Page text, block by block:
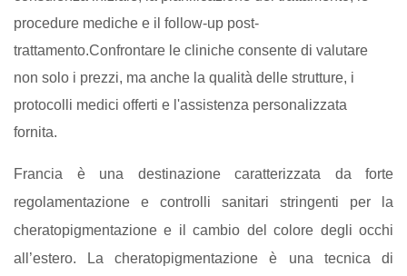
procedure mediche e il follow-up post-
trattamento.Confrontare le cliniche consente di valutare
non solo i prezzi, ma anche la qualità delle strutture, i
protocolli medici offerti e l'assistenza personalizzata
fornita.
Francia è una destinazione caratterizzata da forte
regolamentazione e controlli sanitari stringenti per la
cheratopigmentazione e il cambio del colore degli occhi
all’estero. La cheratopigmentazione è una tecnica di